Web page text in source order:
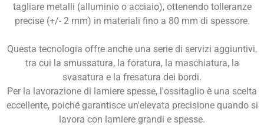
tagliare metalli (alluminio o acciaio), ottenendo tolleranze
precise (+/- 2 mm) in materiali fino a 80 mm di spessore.
Questa tecnologia offre anche una serie di servizi aggiuntivi,
tra cui la smussatura, la foratura, la maschiatura, la
svasatura e la fresatura dei bordi.
Per la lavorazione di lamiere spesse, l'ossitaglio è una scelta
eccellente, poiché garantisce un'elevata precisione quando si
lavora con lamiere grandi e spesse.